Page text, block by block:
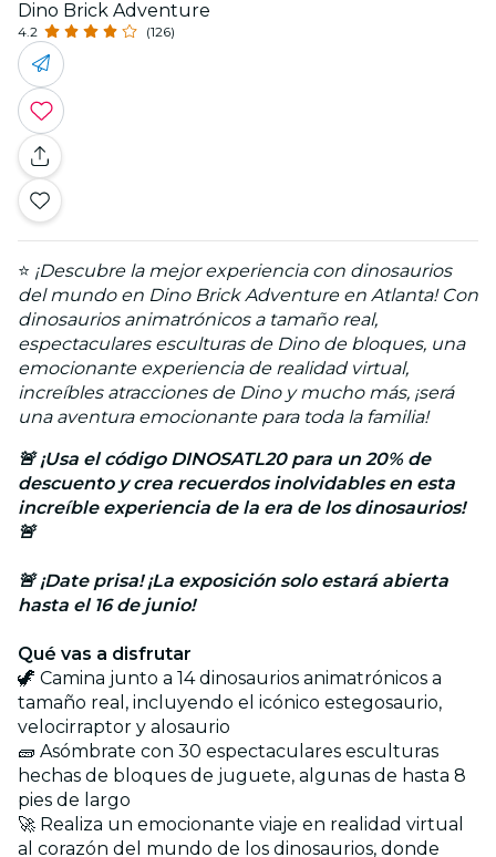
Dino Brick Adventure
4.2 (126)
⭐ ¡Descubre la mejor experiencia con dinosaurios
del mundo en Dino Brick Adventure en Atlanta! Con
dinosaurios animatrónicos a tamaño real,
espectaculares esculturas de Dino de bloques, una
emocionante experiencia de realidad virtual,
increíbles atracciones de Dino y mucho más, ¡será
una aventura emocionante para toda la familia!
🚨 ¡Usa el código DINOSATL20 para un 20% de
descuento y crea recuerdos inolvidables en esta
increíble experiencia de la era de los dinosaurios!
🚨
🚨 ¡Date prisa! ¡La exposición solo estará abierta
hasta el 16 de junio!
Qué vas a disfrutar
🦖 Camina junto a 14 dinosaurios animatrónicos a
tamaño real, incluyendo el icónico estegosaurio,
velocirraptor y alosaurio
🧱 Asómbrate con 30 espectaculares esculturas
hechas de bloques de juguete, algunas de hasta 8
pies de largo
🚀 Realiza un emocionante viaje en realidad virtual
al corazón del mundo de los dinosaurios, donde